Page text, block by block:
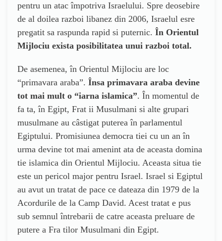
pentru un atac împotriva Israelului. Spre deosebire
de al doilea razboi libanez din 2006, Israelul esre
pregatit sa raspunda rapid si puternic. În Orientul
Mijlociu exista posibilitatea unui razboi total.
De asemenea, în Orientul Mijlociu are loc
“primavara araba”. Însa primavara araba devine
tot mai mult o “iarna islamica”. În momentul de
fa ta, în Egipt, Frat ii Musulmani si alte grupari
musulmane au câstigat puterea în parlamentul
Egiptului. Promisiunea democra tiei cu un an în
urma devine tot mai amenint ata de aceasta domina
tie islamica din Orientul Mijlociu. Aceasta situa tie
este un pericol major pentru Israel. Israel si Egiptul
au avut un tratat de pace ce dateaza din 1979 de la
Acordurile de la Camp David. Acest tratat e pus
sub semnul întrebarii de catre aceasta preluare de
putere a Fra tilor Musulmani din Egipt.